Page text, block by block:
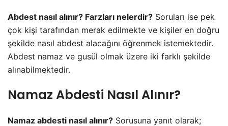
Abdest nasıl alınır? Farzları nelerdir? Soruları ise pek
çok kişi tarafından merak edilmekte ve kişiler en doğru
şekilde nasıl abdest alacağını öğrenmek istemektedir.
Abdest namaz ve gusül olmak üzere iki farklı şekilde
alınabilmektedir.
Namaz Abdesti Nasıl Alınır?
Namaz abdesti nasıl alınır? Sorusuna yanıt olarak;